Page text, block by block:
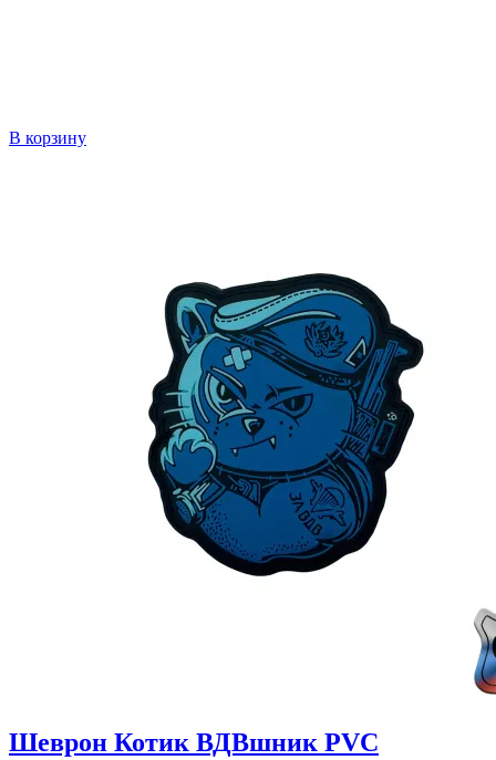
В корзину
Шеврон Котик ВДВшник PVC